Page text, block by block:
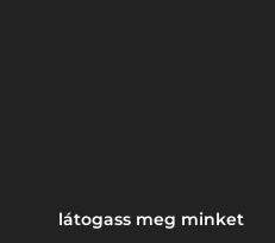
látogass meg minket